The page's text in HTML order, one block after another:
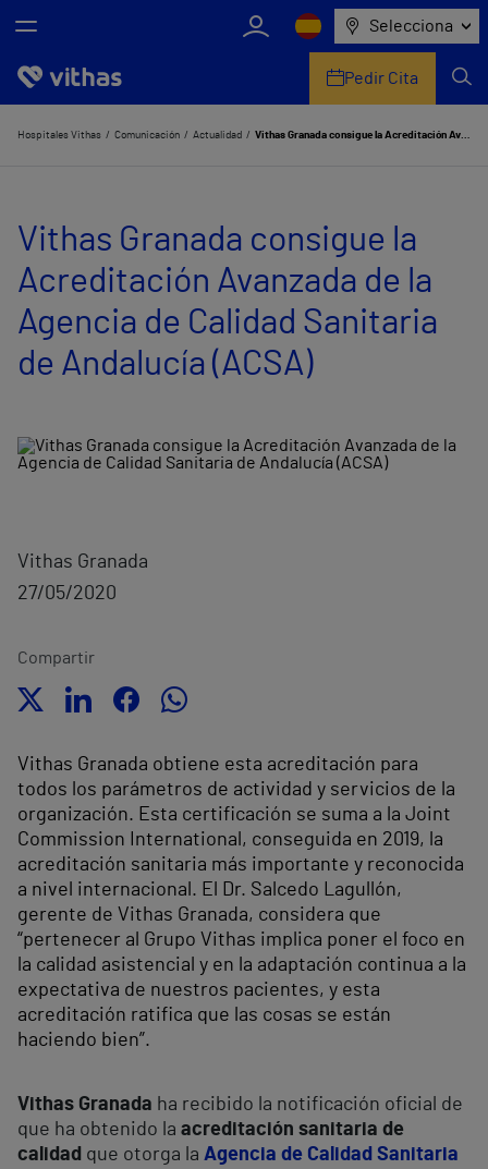
Selecciona
Nosotros
Servicios de salud
Equipo médico y asistencial
Información útil
Pedir Cita
Hospitales Vithas Comunicación Actualidad Vithas Granada consigue la Acreditación Avanzada de la Agencia de Calidad Sanitaria de Andalucía (ACSA)
Vithas Granada consigue la
Acreditación Avanzada de la
Agencia de Calidad Sanitaria
de Andalucía (ACSA)
Vithas Granada
27/05/2020
Compartir
Vithas Granada obtiene esta acreditación para
todos los parámetros de actividad y servicios de la
organización. Esta certificación se suma a la Joint
Commission International, conseguida en 2019, la
acreditación sanitaria más importante y reconocida
a nivel internacional. El Dr. Salcedo Lagullón,
gerente de Vithas Granada, considera que
“pertenecer al Grupo Vithas implica poner el foco en
la calidad asistencial y en la adaptación continua a la
expectativa de nuestros pacientes, y esta
acreditación ratifica que las cosas se están
haciendo bien”.
Vithas Granada ha recibido la notificación oficial de
que ha obtenido la acreditación sanitaria de
calidad que otorga la Agencia de Calidad Sanitaria